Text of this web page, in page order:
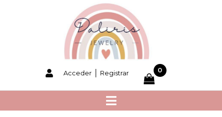
Acceder Registrar 0